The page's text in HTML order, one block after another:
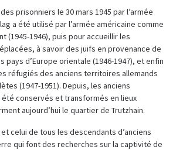
prisonniers le 30 mars 1945 par l’armée
a été utilisé par l’armée américaine comme
(1945-1946), puis pour accueillir les
à savoir des juifs en provenance de
pays d’Europe orientale (1946-1947), et enfin
réfugiés des anciens territoires allemands
(1947-1951). Depuis, les anciens
conservés et transformés en lieux
aujourd’hui le quartier de Trutzhain.
celui de tous les descendants d’anciens
qui font des recherches sur la captivité de